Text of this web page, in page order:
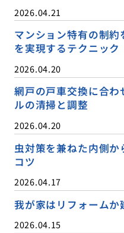
2026.04.21
マンション特有の制
を実現するテクニック
2026.04.20
網戸の戸車交換に合
ルの清掃と調整
2026.04.20
虫対策を兼ねた内側
コツ
2026.04.17
我が家はリフォーム
2026.04.15